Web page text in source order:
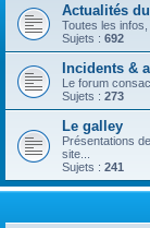
Actualités
Toutes les
Sujets : 692
Incidents &
Le forum
Sujets : 273
Le galley
Présentations
site...
Sujets : 241